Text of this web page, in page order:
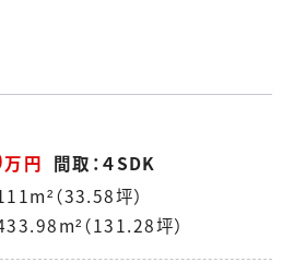
万円 間取：４SDK
（33.58坪）
（131.28坪）